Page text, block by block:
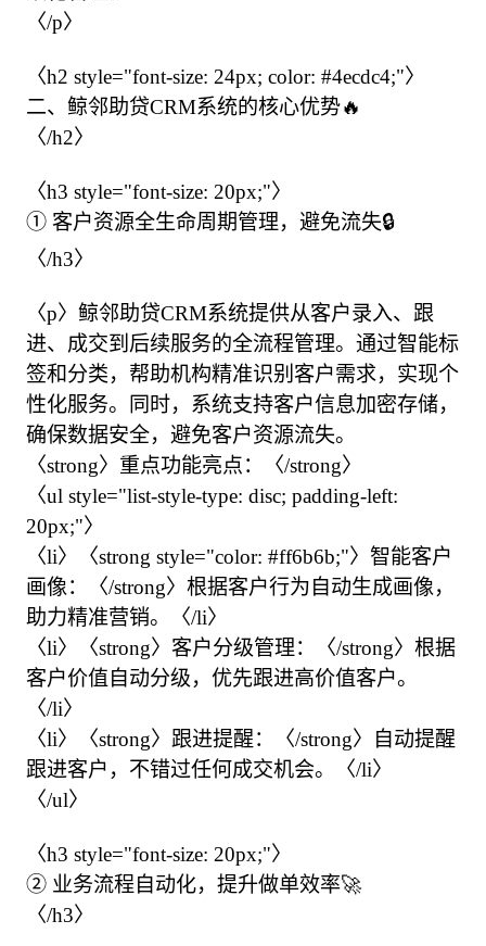
〈/p〉
〈h2 style="font-size: 24px; color: #4ecdc4;"〉
二、鲸邻助贷CRM系统的核心优势🔥
〈/h2〉
〈h3 style="font-size: 20px;"〉
① 客户资源全生命周期管理，避免流失🔒
〈/h3〉
〈p〉鲸邻助贷CRM系统提供从客户录入、跟
进、成交到后续服务的全流程管理。通过智能标
签和分类，帮助机构精准识别客户需求，实现个
性化服务。同时，系统支持客户信息加密存储，
确保数据安全，避免客户资源流失。
〈strong〉重点功能亮点：〈/strong〉
〈ul style="list-style-type: disc; padding-left:
20px;"〉
〈li〉〈strong style="color: #ff6b6b;"〉智能客户
画像：〈/strong〉根据客户行为自动生成画像，
助力精准营销。〈/li〉
〈li〉〈strong〉客户分级管理：〈/strong〉根据
客户价值自动分级，优先跟进高价值客户。
〈/li〉
〈li〉〈strong〉跟进提醒：〈/strong〉自动提醒
跟进客户，不错过任何成交机会。〈/li〉
〈/ul〉
〈h3 style="font-size: 20px;"〉
② 业务流程自动化，提升做单效率🚀
〈/h3〉